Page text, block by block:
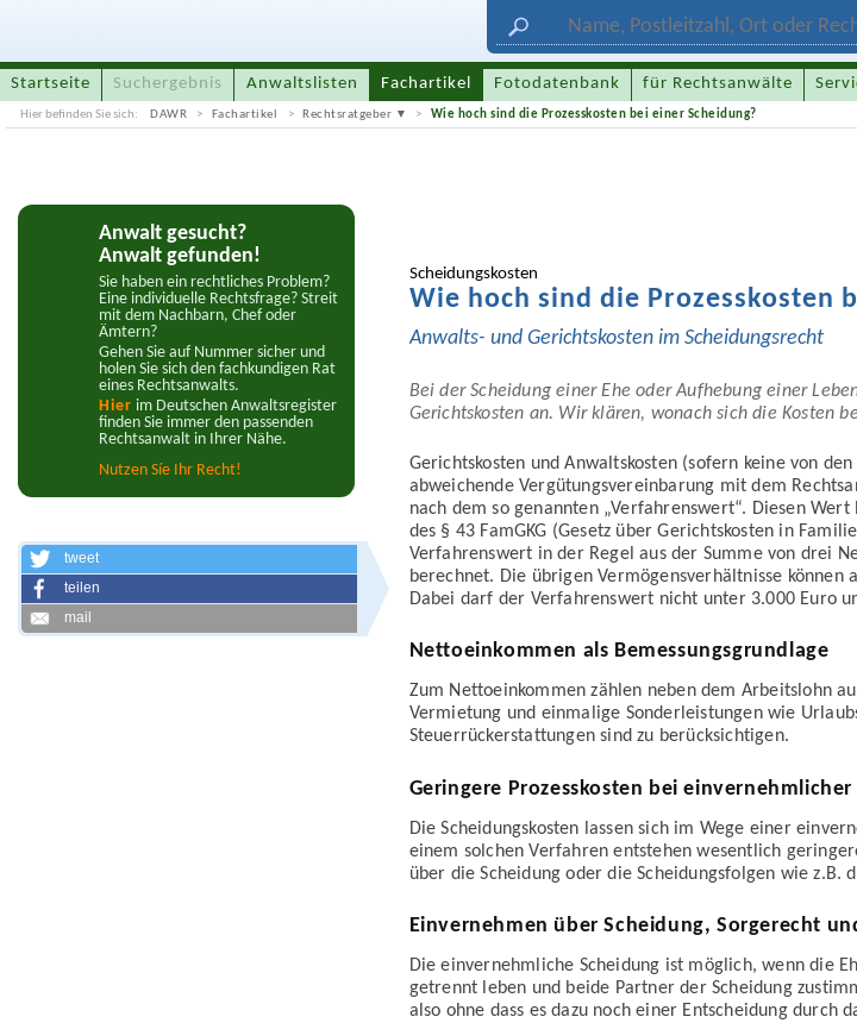
Startseite Suchergebnis Anwaltslisten Fachartikel Fotodatenbank für Rechtsanwälte
Hier befinden Sie sich: DAWR Fachartikel Rechtsratgeber Wie hoch sind die Prozesskosten bei einer Scheidung?
Anwalt gesucht?
Anwalt gefunden!
Sie haben ein rechtliches Problem?
Eine individuelle Rechtsfrage? Streit
mit dem Nachbarn, Chef oder
Ämtern?
Gehen Sie auf Nummer sicher und
holen Sie sich den fachkundigen Rat
eines Rechtsanwalts.
Hier im Deutschen Anwaltsregister
finden Sie immer den passenden
Rechtsanwalt in Ihrer Nähe.
Nutzen Síe Ihr Recht!
tweet
teilen
mail
Scheidungskosten
Wie hoch sind die Prozesskosten
Anwalts- und Gerichtskosten im Scheidungsrecht
Bei der Scheidung einer Ehe oder Aufhebung einer
Gerichtskosten an. Wir klären, wonach sich die Kosten
Gerichtskosten und Anwaltskosten (sofern keine von
abweichende Vergütungsvereinbarung mit dem
nach dem so genannten „Verfahrenswert“. Diesen
des § 43 FamGKG (Gesetz über Gerichtskosten in
Verfahrenswert in der Regel aus der Summe von drei
berechnet. Die übrigen Vermögensverhältnisse
Dabei darf der Verfahrenswert nicht unter 3.000 Euro
Nettoeinkommen als Bemessungsgrundlage
Zum Nettoeinkommen zählen neben dem Arbeitslohn
Vermietung und einmalige Sonderleistungen wie
Steuerrückerstattungen sind zu berücksichtigen.
Geringere Prozesskosten bei einvernehmlicher
Die Scheidungskosten lassen sich im Wege einer
einem solchen Verfahren entstehen wesentlich
über die Scheidung oder die Scheidungsfolgen wie z.B.
Einvernehmen über Scheidung, Sorgerecht
Die einvernehmliche Scheidung ist möglich, wenn die
getrennt leben und beide Partner der Scheidung
also ohne dass es dazu noch einer Entscheidung durch